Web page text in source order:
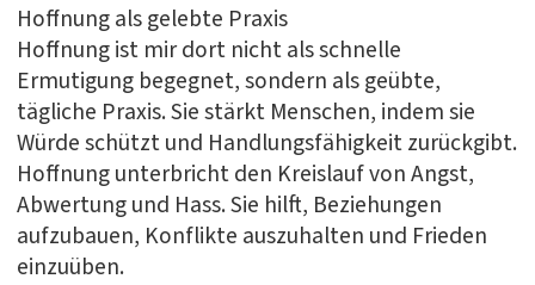
Hoffnung als gelebte Praxis
Hoffnung ist mir dort nicht als schnelle
Ermutigung begegnet, sondern als geübte,
tägliche Praxis. Sie stärkt Menschen, indem sie
Würde schützt und Handlungsfähigkeit zurückgibt.
Hoffnung unterbricht den Kreislauf von Angst,
Abwertung und Hass. Sie hilft, Beziehungen
aufzubauen, Konflikte auszuhalten und Frieden
einzuüben.